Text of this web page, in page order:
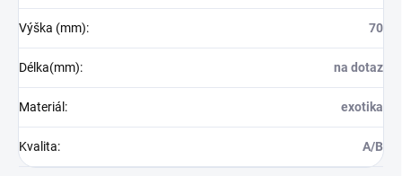
Výška (mm): 70
Délka(mm): na dotaz
Materiál : exotika
Kvalita: A/B